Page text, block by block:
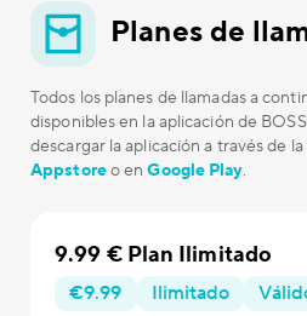
Planes de
Todos los planes de llamadas a
disponibles en la aplicación de
descargar la aplicación a través de
Appstoreo enGoogle Play.
9.99 € Plan Ilimitado
€9.99 Ilimitado